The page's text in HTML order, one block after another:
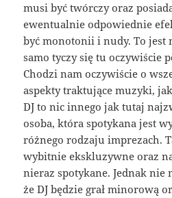
musi być twórczy oraz
ewentualnie odpowiednie
być monotonii i nudy. To jest
samo tyczy się tu oczywiście
Chodzi nam oczywiście o
aspekty traktujące muzyki,
DJ to nic innego jak tutaj
osoba, która spotykana jest
różnego rodzaju imprezach.
wybitnie ekskluzywne oraz
nieraz spotykane. Jednak nie
że DJ będzie grał minorową